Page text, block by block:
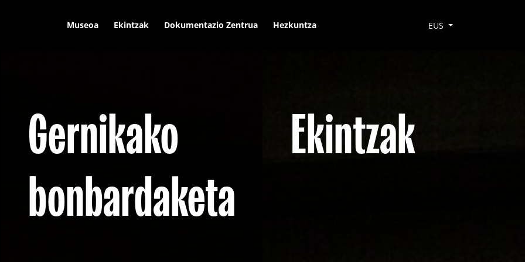
Museoa Ekintzak Dokumentazio Zentrua Hezkuntza EUS
Gernikako
bonbardaketa
Ekintzak